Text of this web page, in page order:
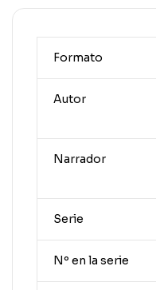
Formato
Autor
Narrador
Serie
Nº en la serie